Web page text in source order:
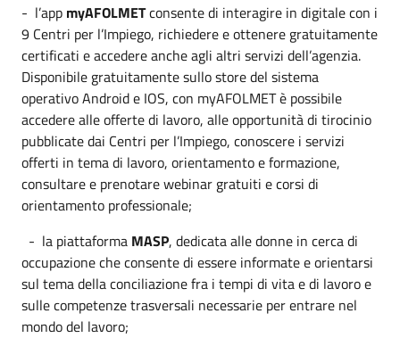
- l’app myAFOLMETconsente di interagire in digitale con i
9 Centri per l’Impiego, richiedere e ottenere gratuitamente
certificati e accedere anche agli altri servizi dell’agenzia.
Disponibile gratuitamente sullo store del sistema
operativo Android e IOS, con myAFOLMET è possibile
accedere alle offerte di lavoro, alle opportunità di tirocinio
pubblicate dai Centri per l’Impiego, conoscere i servizi
offerti in tema di lavoro, orientamento e formazione,
consultare e prenotare webinar gratuiti e corsi di
orientamento professionale;
- la piattaforma MASP, dedicata alle donne in cerca di
occupazione che consente di essere informate e orientarsi
sul tema della conciliazione fra i tempi di vita e di lavoro e
sulle competenze trasversali necessarie per entrare nel
mondo del lavoro;